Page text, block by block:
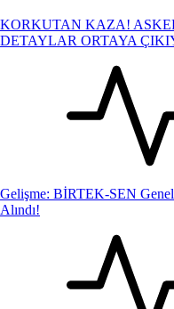
KORKUTAN KAZA!
DETAYLAR ORTAYA
Gelişme: BİRTEK-SEN Genel
Alındı!